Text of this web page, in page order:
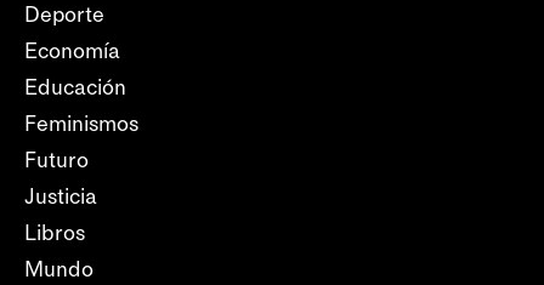
Deporte
Economía
Educación
Feminismos
Futuro
Justicia
Libros
Mundo